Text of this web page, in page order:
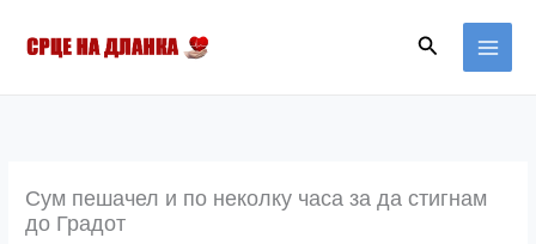
Search
Сум пешачел и по неколку часа за да стигнам
до Градот